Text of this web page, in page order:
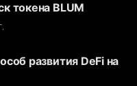
токена BLUM
развития DeFi на